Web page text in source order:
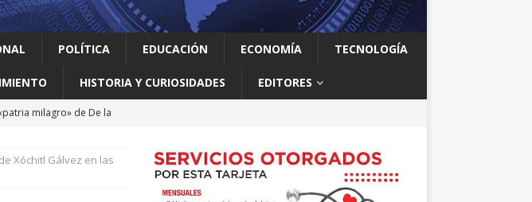
POLÍTICA EDUCACIÓN ECONOMÍA TECNOLOGÍA
HISTORIA Y CURIOSIDADES EDITORES
milagro» de De la
Xóchitl Gálvez en las